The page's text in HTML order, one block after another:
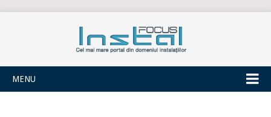
INSTALFOCUS
MENU